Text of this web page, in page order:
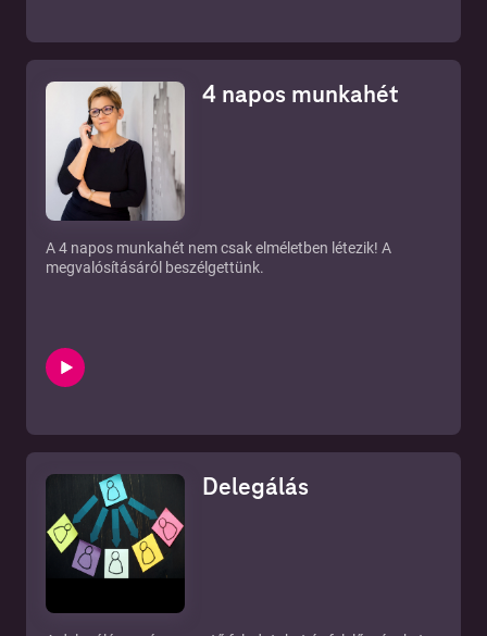
4 napos munkahét
A 4 napos munkahét nem csak elméletben létezik! A
megvalósításáról beszélgettünk.
Delegálás